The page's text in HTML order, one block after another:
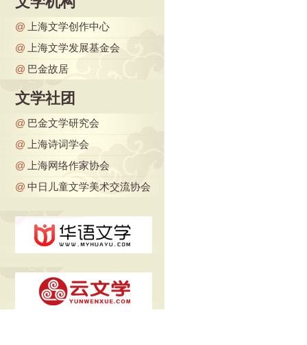
@
上海文学创作中心
@
上海文学发展基金会
@ 巴金故居
文学社团
@ 巴金文学研究会
@
上海诗词学会
@
上海网络作家协会
@ 中日儿童文学美术交流协会